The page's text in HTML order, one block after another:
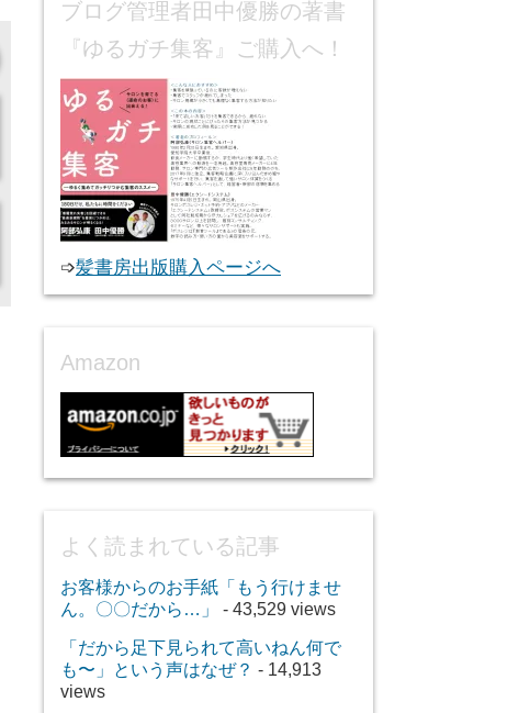
ブログ管理者田中優勝の著書
『ゆるガチ集客』ご購入へ！
➩髪書房出版購入ページへ
Amazon
よく読まれている記事
お客様からのお手紙「もう行けませ
ん。〇〇だから…」
- 43,529 views
「だから足下見られて高いねん何で
も〜」という声はなぜ？ - 14,913
views